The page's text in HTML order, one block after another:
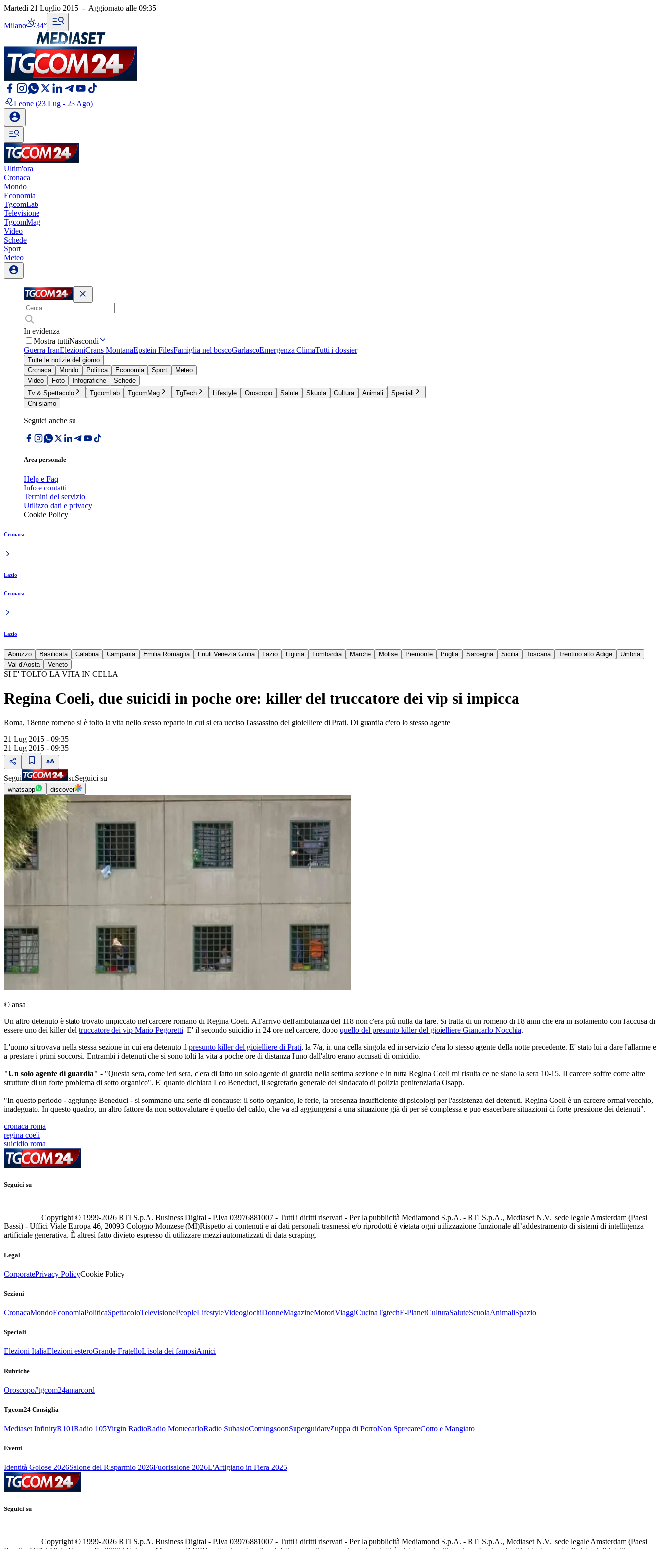
Martedì 21 Luglio 2015 - Aggiornato alle 09:35
Milano 34°
Leone (23 Lug - 23 Ago)
Ultim'ora
Cronaca
Mondo
Economia
TgcomLab
Televisione
TgcomMag
Video
Schede
Sport
Meteo
In evidenza
Mostra tuttiNascondi
Guerra IranElezioniCrans MontanaEpstein FilesFamiglia nel boscoGarlascoEmergenza ClimaTutti i dossier
Tutte le notizie del giorno
Cronaca
Mondo Politica Economia Sport
Meteo
Video
Foto Infografiche
Schede
Tv & Spettacolo
TgcomLab TgcomMag TgTech Lifestyle Oroscopo Salute Skuola Cultura Animali
Speciali
Chi siamo
Seguici anche su
Area personale
Help e Faq
Info e contatti
Termini del servizio
Utilizzo dati e privacy
Cookie Policy
Cronaca
Lazio
Cronaca
Lazio
Abruzzo Basilicata Calabria Campania Emilia Romagna Friuli Venezia Giulia Lazio Liguria Lombardia Marche Molise Piemonte Puglia Sardegna Sicilia Toscana Trentino alto Adige
Umbria
Val d'Aosta
Veneto
SI E' TOLTO LA VITA IN CELLA
Regina Coeli, due suicidi in poche ore: killer del truccatore dei vip si impicca
Roma, 18enne romeno si è tolto la vita nello stesso reparto in cui si era ucciso l'assassino del gioielliere di Prati. Di guardia c'ero lo stesso agente
21 Lug 2015 - 09:35
21 Lug 2015 - 09:35
Segui suSeguici su
whatsapp discover
© ansa
Un altro detenuto è stato trovato impiccato nel carcere romano di Regina Coeli. All'arrivo dell'ambulanza del 118 non c'era più nulla da fare. Si tratta di un romeno di 18 anni che era in isolamento con l'accusa di
essere uno dei killer del truccatore dei vip Mario Pegoretti. E' il secondo suicidio in 24 ore nel carcere, dopo quello del presunto killer del gioielliere Giancarlo Nocchia.
L'uomo si trovava nella stessa sezione in cui era detenuto il presunto killer del gioielliere di Prati, la 7/a, in una cella singola ed in servizio c'era lo stesso agente della notte precedente. E' stato lui a dare l'allarme e
a prestare i primi soccorsi. Entrambi i detenuti che si sono tolti la vita a poche ore di distanza l'uno dall'altro erano accusati di omicidio.
"Un solo agente di guardia" - "Questa sera, come ieri sera, c'era di fatto un solo agente di guardia nella settima sezione e in tutta Regina Coeli mi risulta ce ne siano la sera 10-15. Il carcere soffre come altre
strutture di un forte problema di sotto organico". E' quanto dichiara Leo Beneduci, il segretario generale del sindacato di polizia penitenziaria Osapp.
"In questo periodo - aggiunge Beneduci - si sommano una serie di concause: il sotto organico, le ferie, la presenza insufficiente di psicologi per l'assistenza dei detenuti. Regina Coeli è un carcere ormai vecchio,
inadeguato. In questo quadro, un altro fattore da non sottovalutare è quello del caldo, che va ad aggiungersi a una situazione già di per sé complessa e può esacerbare situazioni di forte pressione dei detenuti".
cronaca roma
regina coeli
suicidio roma
Seguici su
Copyright © 1999-2026 RTI S.p.A. Business Digital - P.Iva 03976881007 - Tutti i diritti riservati - Per la pubblicità Mediamond S.p.A. - RTI S.p.A., Mediaset N.V., sede legale Amsterdam (Paesi
Bassi) - Uffici Viale Europa 46, 20093 Cologno Monzese (MI)Rispetto ai contenuti e ai dati personali trasmessi e/o riprodotti è vietata ogni utilizzazione funzionale all’addestramento di sistemi di intelligenza
artificiale generativa. È altresì fatto divieto espresso di utilizzare mezzi automatizzati di data scraping.
Legal
CorporatePrivacy PolicyCookie Policy
Sezioni
CronacaMondoEconomiaPoliticaSpettacoloTelevisionePeopleLifestyleVideogiochiDonneMagazineMotoriViaggiCucinaTgtechE-PlanetCulturaSaluteScuolaAnimaliSpazio
Speciali
Elezioni ItaliaElezioni esteroGrande FratelloL'isola dei famosiAmici
Rubriche
Oroscopo#tgcom24amarcord
Tgcom24 Consiglia
Mediaset InfinityR101Radio 105Virgin RadioRadio MontecarloRadio SubasioComingsoonSuperguidatvZuppa di PorroNon SprecareCotto e Mangiato
Eventi
Identità Golose 2026Salone del Risparmio 2026Fuorisalone 2026L'Artigiano in Fiera 2025
Seguici su
Copyright © 1999-2026 RTI S.p.A. Business Digital - P.Iva 03976881007 - Tutti i diritti riservati - Per la pubblicità Mediamond S.p.A. - RTI S.p.A., Mediaset N.V., sede legale Amsterdam (Paesi